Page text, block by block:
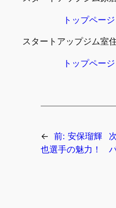
トップページ
スタートアップジム室
トップページ
← 前: 安保瑠輝
也選手の魅力！